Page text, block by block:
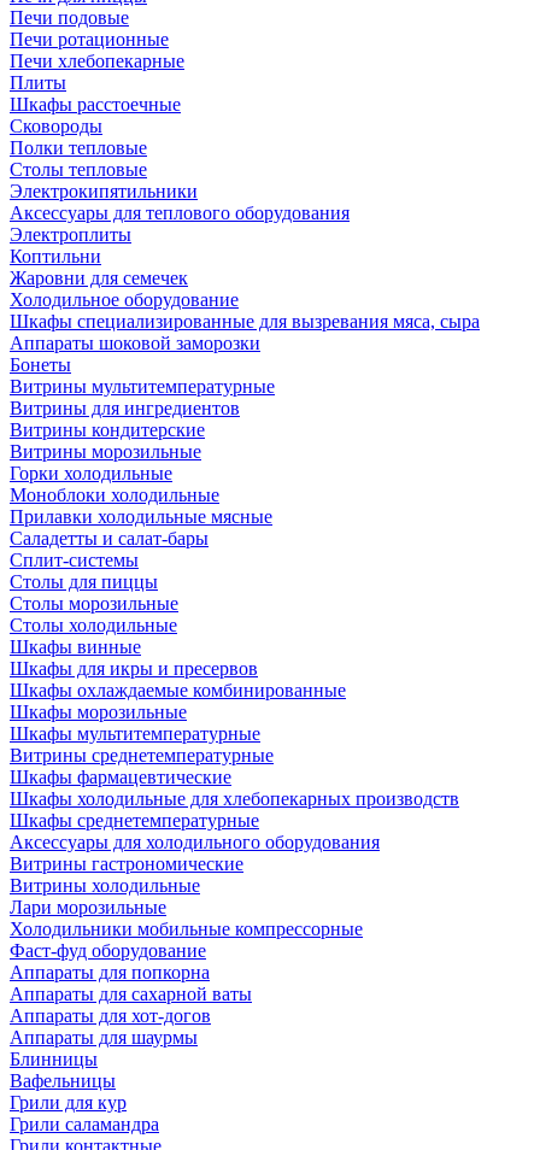
Печи подовые
Печи ротационные
Печи хлебопекарные
Плиты
Шкафы расстоечные
Сковороды
Полки тепловые
Столы тепловые
Электрокипятильники
Аксессуары для теплового оборудования
Электроплиты
Коптильни
Жаровни для семечек
Холодильное оборудование
Шкафы специализированные для вызревания мяса, сыра
Аппараты шоковой заморозки
Бонеты
Витрины мультитемпературные
Витрины для ингредиентов
Витрины кондитерские
Витрины морозильные
Горки холодильные
Моноблоки холодильные
Прилавки холодильные мясные
Саладетты и салат-бары
Сплит-системы
Столы для пиццы
Столы морозильные
Столы холодильные
Шкафы винные
Шкафы для икры и пресервов
Шкафы охлаждаемые комбинированные
Шкафы морозильные
Шкафы мультитемпературные
Витрины среднетемпературные
Шкафы фармацевтические
Шкафы холодильные для хлебопекарных производств
Шкафы среднетемпературные
Аксессуары для холодильного оборудования
Витрины гастрономические
Витрины холодильные
Лари морозильные
Холодильники мобильные компрессорные
Фаст-фуд оборудование
Аппараты для попкорна
Аппараты для сахарной ваты
Аппараты для хот-догов
Аппараты для шаурмы
Блинницы
Вафельницы
Грили для кур
Грили саламандра
Грили контактные